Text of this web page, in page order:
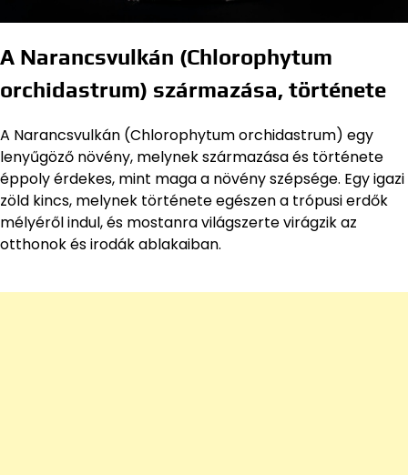
A Narancsvulkán (Chlorophytum
orchidastrum) származása, története
A Narancsvulkán (Chlorophytum orchidastrum) egy
lenyűgöző növény, melynek származása és története
éppoly érdekes, mint maga a növény szépsége. Egy igazi
zöld kincs, melynek története egészen a trópusi erdők
mélyéről indul, és mostanra világszerte virágzik az
otthonok és irodák ablakaiban.